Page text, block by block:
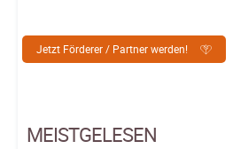
Jetzt Förderer / Partner werden!
MEISTGELESEN